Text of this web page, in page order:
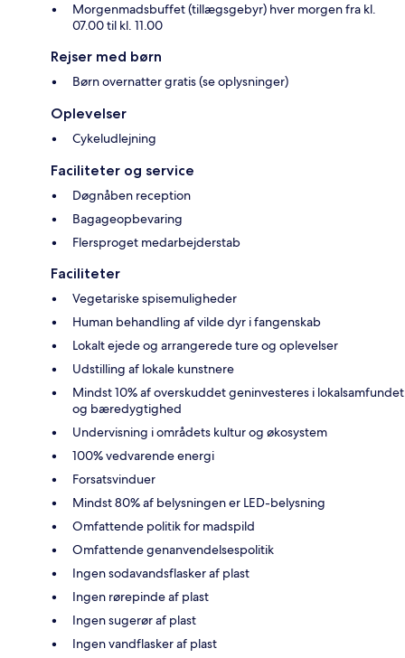
Morgenmadsbuffet (tillægsgebyr) hver morgen fra kl.
07.00 til kl. 11.00
Rejser med børn
Børn overnatter gratis (se oplysninger)
Oplevelser
Cykeludlejning
Faciliteter og service
Døgnåben reception
Bagageopbevaring
Flersproget medarbejderstab
Faciliteter
Vegetariske spisemuligheder
Human behandling af vilde dyr i fangenskab
Lokalt ejede og arrangerede ture og oplevelser
Udstilling af lokale kunstnere
Mindst 10% af overskuddet geninvesteres i lokalsamfundet
og bæredygtighed
Undervisning i områdets kultur og økosystem
100% vedvarende energi
Forsatsvinduer
Mindst 80% af belysningen er LED-belysning
Omfattende politik for madspild
Omfattende genanvendelsespolitik
Ingen sodavandsflasker af plast
Ingen rørepinde af plast
Ingen sugerør af plast
Ingen vandflasker af plast